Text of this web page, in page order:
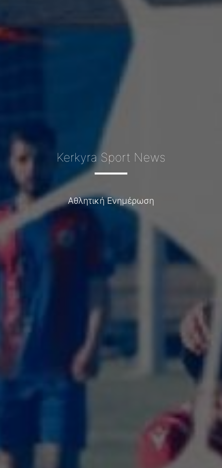
Kerkyra Sport News
Αθλητική Ενημέρωση